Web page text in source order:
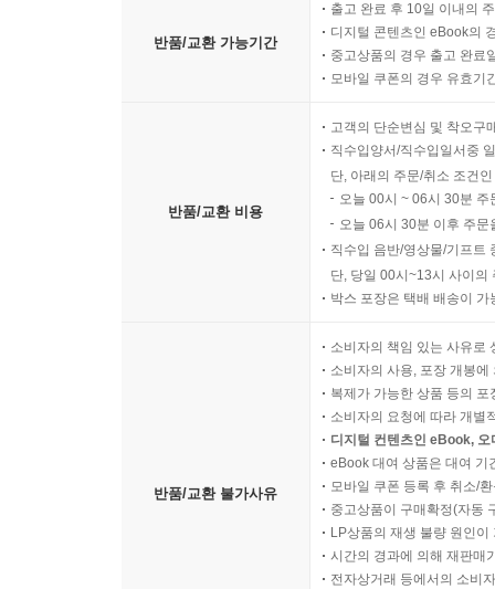
반품/교환 가능기간
출고 완료 후 10일 이내의
디지털 콘텐츠인 eBook의
중고상품의 경우 출고 완료
모바일 쿠폰의 경우 유효기
반품/교환 비용
고객의 단순변심 및 착오구
직수입양서/직수입일서중
단, 아래의 주문/취소 조건
오늘 00시 ~ 06시 30분
오늘 06시 30분 이후 주
직수입 음반/영상물/기프트
단, 당일 00시~13시 사이의
박스 포장은 택배 배송이
반품/교환 불가사유
소비자의 책임 있는 사유로
소비자의 사용, 포장 개봉
복제가 가능한 상품 등의
소비자의 요청에 따라 개별
디지털 컨텐츠인 eBook,
eBook 대여 상품은 대여 기
모바일 쿠폰 등록 후 취소/
중고상품이 구매확정(자동
LP상품의 재생 불량 원인
시간의 경과에 의해 재판매
전자상거래 등에서의 소비